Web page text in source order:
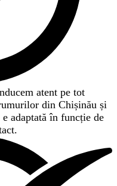
atent pe tot
din Chișinău și
adaptată în funcție de